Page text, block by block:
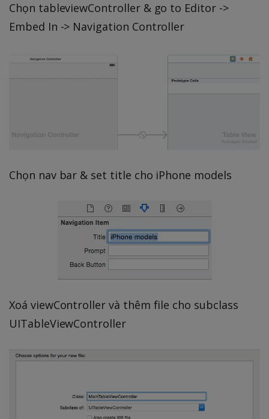
Chọn tableviewController & go to Editor ->
Embed In -> Navigation Controller
Chọn nav bar & set title cho iPhone models
Xoá viewController và thêm file cho subclass
UITableViewController